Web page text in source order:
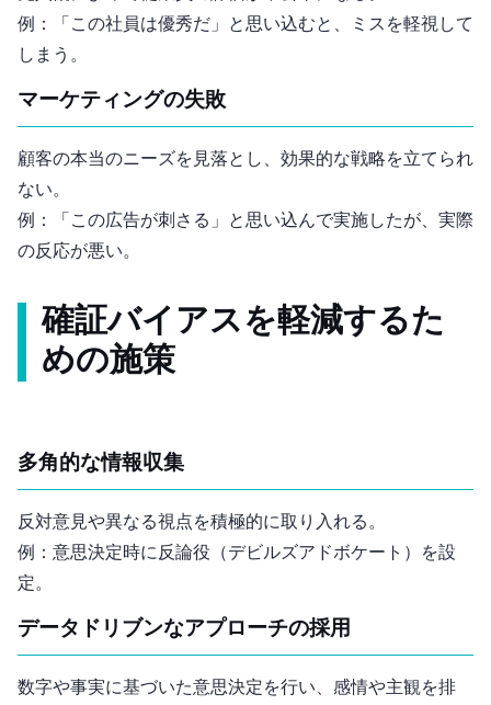
例：「この社員は優秀だ」と思い込むと、ミスを軽視して
しまう。
マーケティングの失敗
顧客の本当のニーズを見落とし、効果的な戦略を立てられ
ない。
例：「この広告が刺さる」と思い込んで実施したが、実際
の反応が悪い。
確証バイアスを軽減するた
めの施策
多角的な情報収集
反対意見や異なる視点を積極的に取り入れる。
例：意思決定時に反論役（デビルズアドボケート）を設
定。
データドリブンなアプローチの採用
数字や事実に基づいた意思決定を行い、感情や主観を排